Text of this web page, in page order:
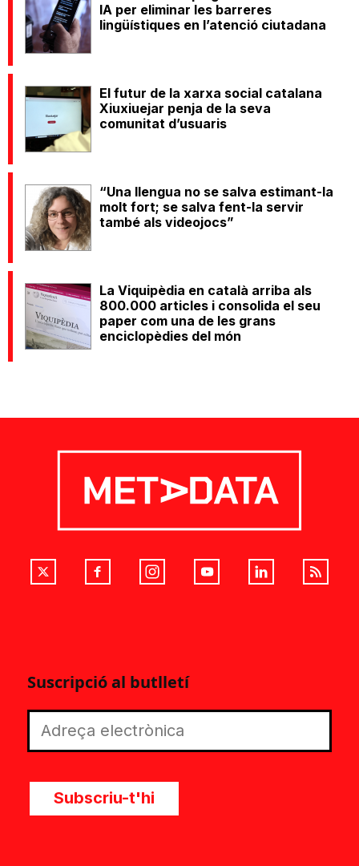
IA per eliminar les barreres
lingüístiques en l’atenció ciutadana
El futur de la xarxa social catalana
Xiuxiuejar penja de la seva
comunitat d’usuaris
“Una llengua no se salva estimant-la
molt fort; se salva fent-la servir
també als videojocs”
La Viquipèdia en català arriba als
800.000 articles i consolida el seu
paper com una de les grans
enciclopèdies del món
Suscripció al butlletí
Subscriu-t'hi